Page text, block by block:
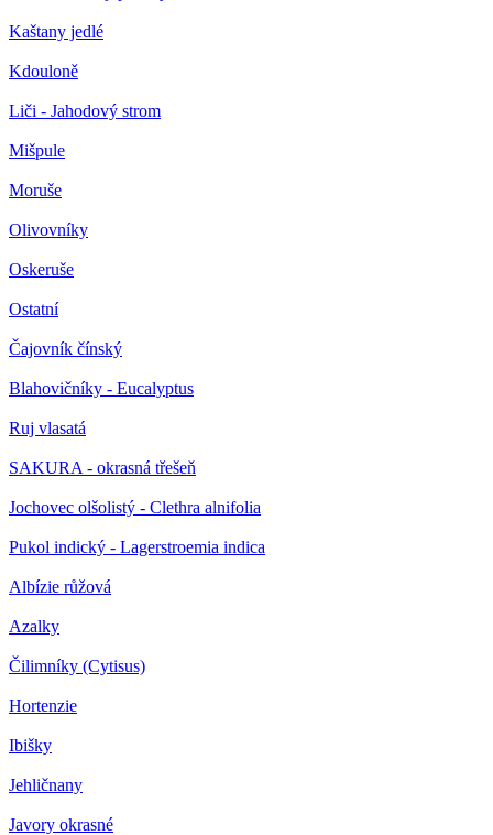
Kaštany jedlé
Kdouloně
Liči - Jahodový strom
Mišpule
Moruše
Olivovníky
Oskeruše
Ostatní
Čajovník čínský
Blahovičníky - Eucalyptus
Ruj vlasatá
SAKURA - okrasná třešeň
Jochovec olšolistý - Clethra alnifolia
Pukol indický - Lagerstroemia indica
Albízie růžová
Azalky
Čilimníky (Cytisus)
Hortenzie
Ibišky
Jehličnany
Javory okrasné